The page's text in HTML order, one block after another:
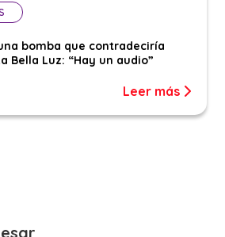
bomba que contradeciría
Bella Luz: “Hay un audio”
Leer más